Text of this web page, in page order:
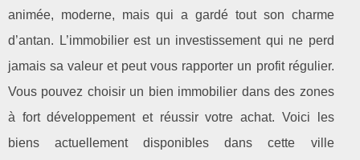
animée, moderne, mais qui a gardé tout son charme
d’antan. L’immobilier est un investissement qui ne perd
jamais sa valeur et peut vous rapporter un profit régulier.
Vous pouvez choisir un bien immobilier dans des zones
à fort développement et réussir votre achat. Voici les
biens actuellement disponibles dans cette ville